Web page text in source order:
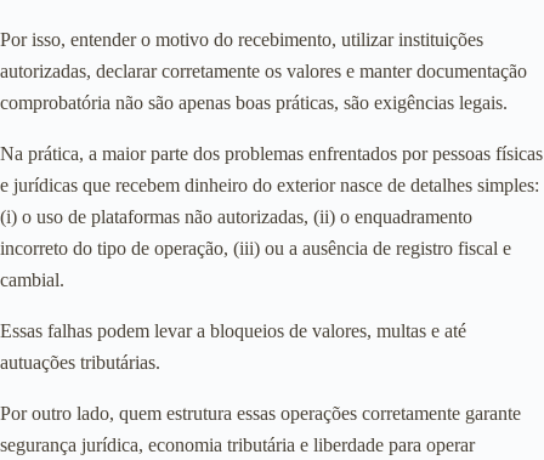
Por isso, entender o motivo do recebimento, utilizar instituições
autorizadas, declarar corretamente os valores e manter documentação
comprobatória não são apenas boas práticas, são exigências legais.
Na prática, a maior parte dos problemas enfrentados por pessoas físicas
e jurídicas que recebem dinheiro do exterior nasce de detalhes simples:
(i) o uso de plataformas não autorizadas, (ii) o enquadramento
incorreto do tipo de operação, (iii) ou a ausência de registro fiscal e
cambial.
Essas falhas podem levar a bloqueios de valores, multas e até
autuações tributárias.
Por outro lado, quem estrutura essas operações corretamente garante
segurança jurídica, economia tributária e liberdade para operar